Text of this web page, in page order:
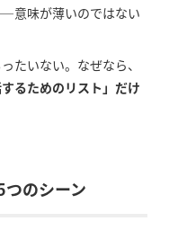
意味が薄いのではない
たいない。なぜなら、
るためのリスト」だけ
のシーン